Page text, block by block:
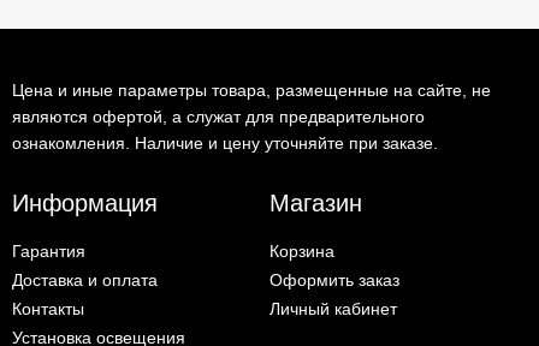
Цена и иные параметры товара, размещенные на сайте, не
являются офертой, а служат для предварительного
ознакомления. Наличие и цену уточняйте при заказе.
Информация
Гарантия
Доставка и оплата
Контакты
Установка освещения
Магазин
Корзина
Оформить заказ
Личный кабинет